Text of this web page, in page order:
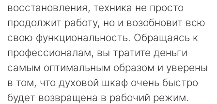
восстановления, техника не просто
продолжит работу, но и возобновит всю
свою функциональность. Обращаясь к
профессионалам, вы тратите деньги
самым оптимальным образом и уверены
в том, что духовой шкаф очень быстро
будет возвращена в рабочий режим.